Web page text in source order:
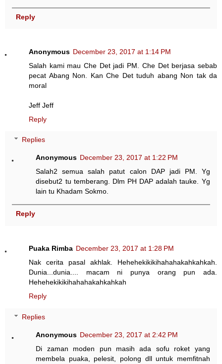
Reply
Anonymous December 23, 2017 at 1:14 PM
Salah kami mau Che Det jadi PM. Che Det berjasa sebab
pecat Abang Non. Kan Che Det tuduh abang Non tak da
moral
Jeff Jeff
Reply
Replies
Anonymous December 23, 2017 at 1:22 PM
Salah2 semua salah patut calon DAP jadi PM. Yg
disebut2 tu temberang. Dlm PH DAP adalah tauke. Yg
lain tu Khadam Sokmo.
Reply
Puaka Rimba December 23, 2017 at 1:28 PM
Nak cerita pasal akhlak. Hehehekikikihahahakahkahkah.
Dunia...dunia.... macam ni punya orang pun ada.
Hehehekikikihahahakahkahkah
Reply
Replies
Anonymous December 23, 2017 at 2:42 PM
Di zaman moden pun masih ada sofu roket yang
membela puaka, pelesit, polong dll untuk memfitnah